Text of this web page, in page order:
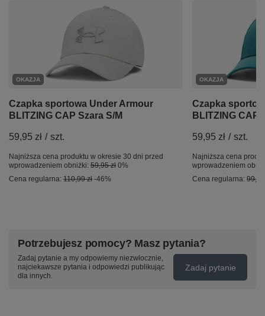
OKAZJA
Czapka sportowa Under Armour
BLITZING CAP Szara S/M
59,95 zł / szt.
Najniższa cena produktu w okresie 30 dni przed
wprowadzeniem obniżki: 59,95 zł 0%
Cena regularna: 110,99 zł -46%
OKAZJA
Czapka
BLITZING CAP
59,95 zł / szt.
Najniższa cena
wprowadzeniem
Cena regularna: 99,99
Potrzebujesz pomocy? Masz pytania?
Zadaj pytanie a my odpowiemy niezwłocznie,
najciekawsze pytania i odpowiedzi publikując
dla innych.
Zadaj pytanie